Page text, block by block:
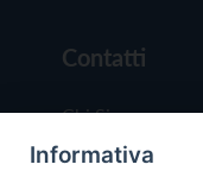
Contatti
Chi Siamo
Redazione
Informativa